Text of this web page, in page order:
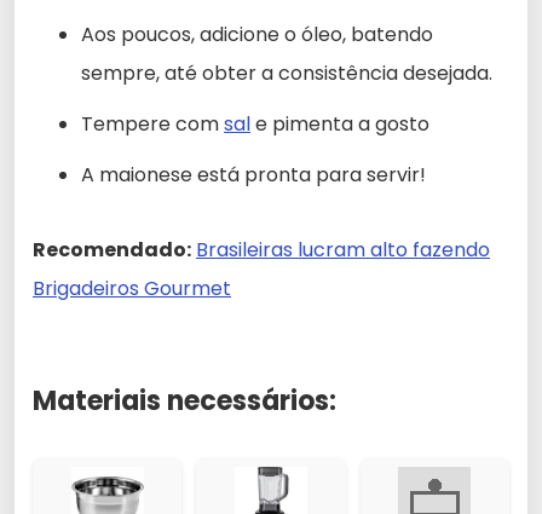
Aos poucos, adicione o óleo, batendo
sempre, até obter a consistência desejada.
Tempere comsale pimenta a gosto
A maionese está pronta para servir!
Recomendado: Brasileiras lucram alto fazendo
Brigadeiros Gourmet
Materiais necessários: